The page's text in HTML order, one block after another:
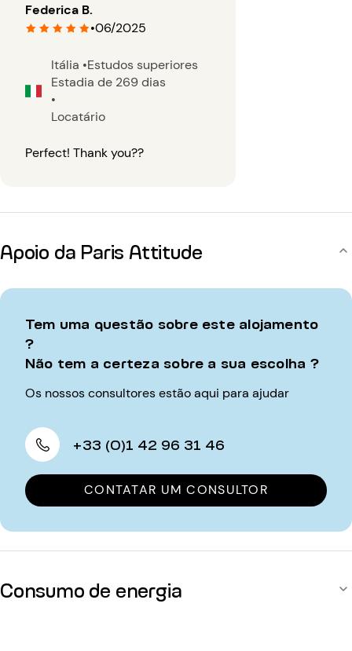
Federica B.
•06/2025
Itália •Estudos superiores
Estadia de 269 dias
•
Locatário
Perfect! Thank you??
Apoio da Paris Attitude
Tem uma questão sobre este alojamento
?
Não tem a certeza sobre a sua escolha ?
Os nossos consultores estão aqui para ajudar
+33 (0)1 42 96 31 46
CONTATAR UM CONSULTOR
Consumo de energia